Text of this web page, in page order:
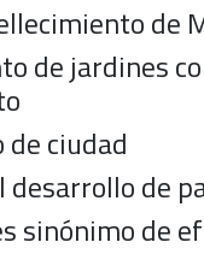
de
de jardines
ciudad
desarrollo de
sinónimo de